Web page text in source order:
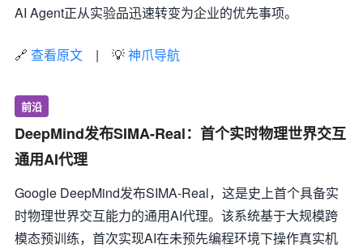
AI Agent正从实验品迅速转变为企业的优先事项。
🔗 查看原文 | 💡神爪导航
前沿
DeepMind发布SIMA-Real：首个实时物理世界交互
通用AI代理
Google DeepMind发布SIMA-Real，这是史上首个具备实
时物理世界交互能力的通用AI代理。该系统基于大规模跨
模态预训练，首次实现AI在未预先编程环境下操作真实机